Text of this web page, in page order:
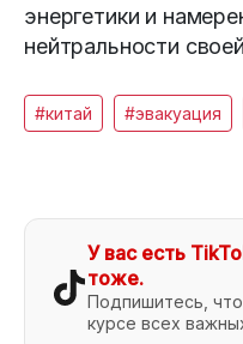
энергетики и
нейтральности
#китай #эвакуация
У вас есть
тоже.
Подпишитесь,
курсе всех